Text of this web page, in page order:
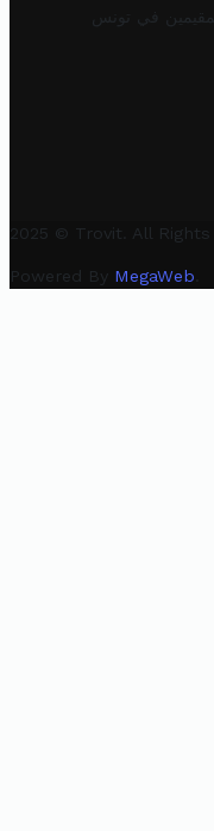
في تونس
2025 © Trovit. All Rights
Powered By MegaWeb